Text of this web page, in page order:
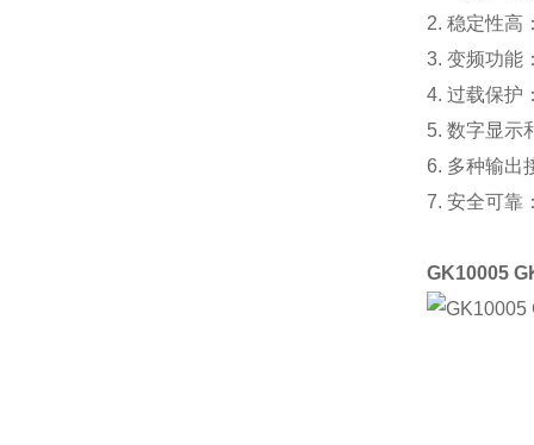
2. 稳定性高
3. 变频功能
4. 过载保护
5. 数字显示
6. 多种输出
7. 安全可靠
GK10005